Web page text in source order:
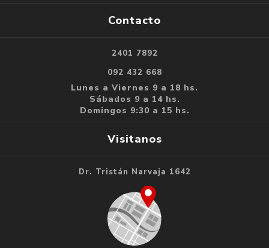
Contacto
2401 7892
092 432 668
Lunes a Viernes 9 a 18 hs.
Sábados 9 a 14 hs.
Domingos 9:30 a 15 hs.
Visitanos
Dr. Tristán Narvaja 1642